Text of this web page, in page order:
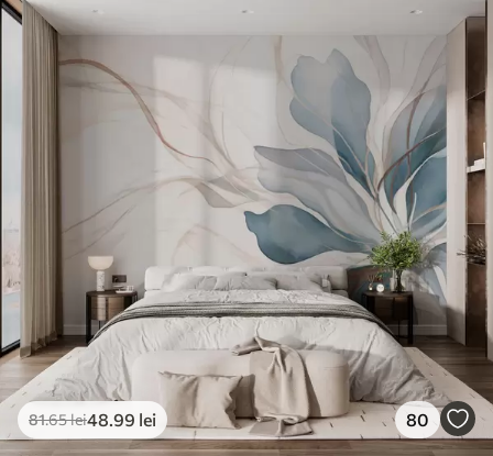
Standard
.6599 .99lei /m²
lei/m²
Vinil Premium
150.00 /m²
Peel and Stick
300 180 .00 lei/m²
81.65lei48 .99 lei 80